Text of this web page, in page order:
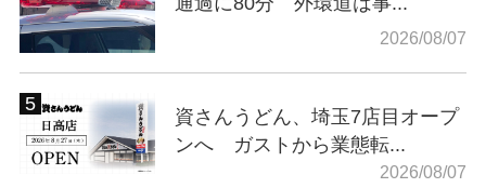
2026/08/07
資さんうどん、埼玉7店目オープ
ンへ ガストから業態転...
2026/08/07